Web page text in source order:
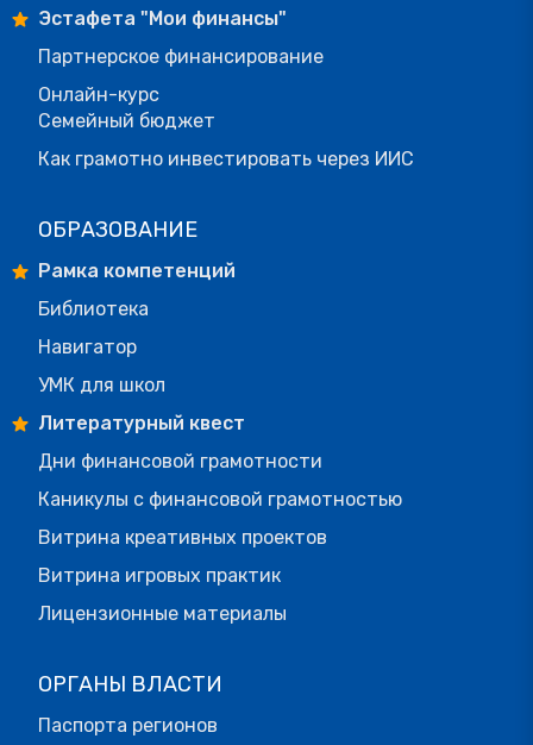
Эстафета "Мои финансы"
Партнерское финансирование
Онлайн-курс
Семейный бюджет
Как грамотно инвестировать через ИИС
ОБРАЗОВАНИЕ
Рамка компетенций
Библиотека
Навигатор
УМК для школ
Литературный квест
Дни финансовой грамотности
Каникулы с финансовой грамотностью
Витрина креативных проектов
Витрина игровых практик
Лицензионные материалы
ОРГАНЫ ВЛАСТИ
Паспорта регионов